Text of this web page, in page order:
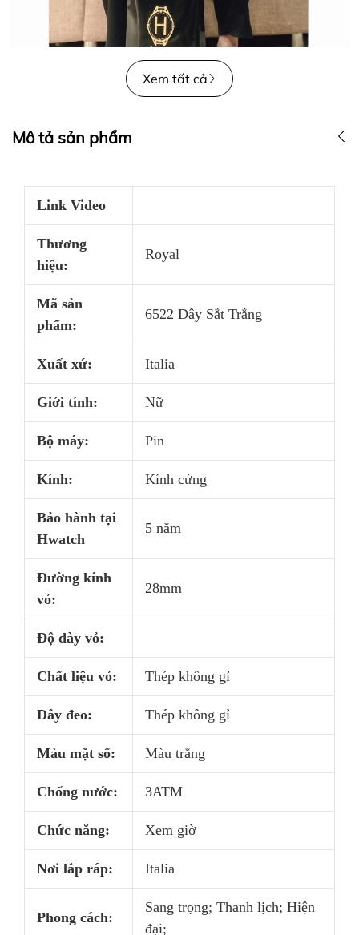
Xem tất cả
Mô tả sản phẩm
Link Video
Thương
hiệu:
Royal
Mã sản
phẩm:
6522 Dây Sắt Trắng
Xuất xứ: Italia
Giới tính: Nữ
Bộ máy: Pin
Kính: Kính cứng
Bảo hành tại
Hwatch
5 năm
Đường kính
vỏ:
28mm
Độ dày vỏ:
Chất liệu vỏ: Thép không gỉ
Dây đeo: Thép không gỉ
Màu mặt số: Màu trắng
Chống nước: 3ATM
Chức năng: Xem giờ
Nơi lắp ráp: Italia
Phong cách:
Sang trọng; Thanh lịch; Hiện
đại;